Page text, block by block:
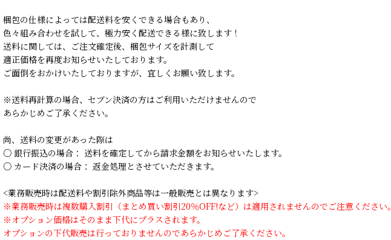
梱包の仕様によっては配送料を安くできる場合もあり、
色々組み合わせを試して、極力安く配送できる様に致します！
送料に関しては、ご注文確定後、梱包サイズを計測して
適正価格を再度お知らせいたしております。
ご面倒をおかけいたしておりますが、宜しくお願い致します。
※送料再計算の場合、セブン決済の方はご利用いただけませんので
あらかじめご了承ください。
尚、送料の変更があった際は
○ 銀行振込の場合： 送料を確定してから請求金額をお知らせいたします。
○ カード決済の場合： 返金処理とさせていただきます。
<業務販売時は配送料や割引除外商品等は一般販売とは異なります>
※業務販売時は複数購入割引（まとめ買い割引20％OFF!など）は適用されませんのでご注意ください。
※オプション価格はそのまま下代にプラスされます。
オプションの下代販売は行っておりませんのであらかじめご了承ください。